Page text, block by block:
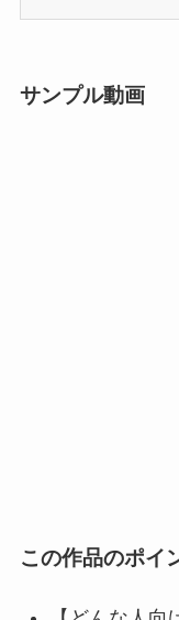
サンプル動画
この作品のポイ